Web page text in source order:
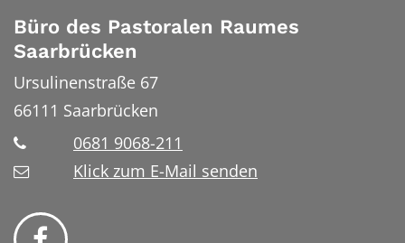
Büro des Pastoralen Raumes
Saarbrücken
Ursulinenstraße 67
66111 Saarbrücken
0681 9068-211
Klick zum E-Mail senden